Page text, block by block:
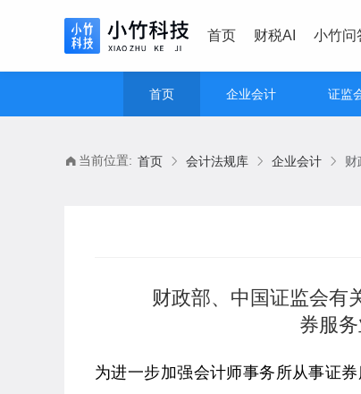
首页 财税AI 小竹问
首页 企业会计 证监
当前位置: 首页 会计法规库 企业会计
财政部、中国证监会有
券服
为进一步加强会计师事务所从事证